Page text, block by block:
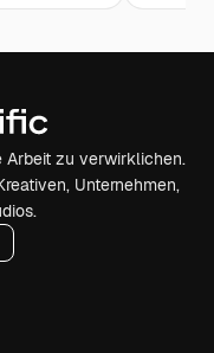
Arbeit zu verwirklichen.
Unternehmen,